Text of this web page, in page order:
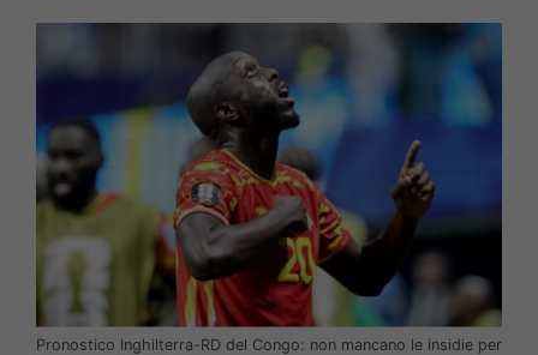
Pronostico Inghilterra-RD del Congo: non mancano le insidie per